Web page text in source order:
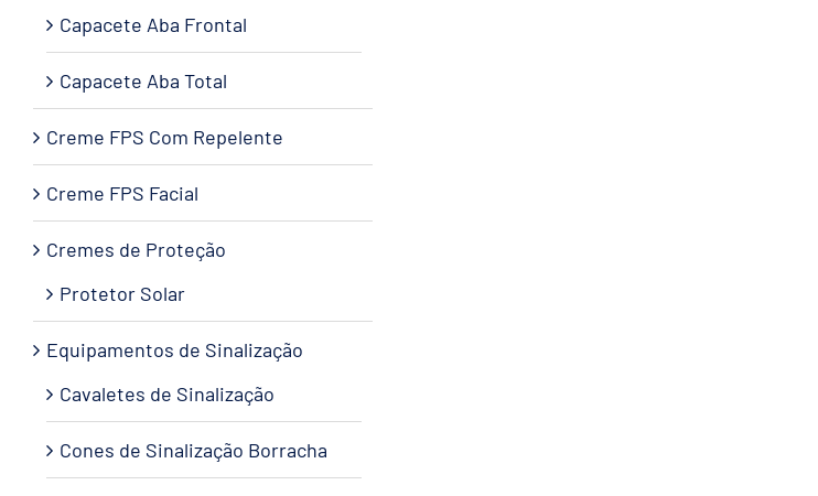
Capacete Aba Frontal
Capacete Aba Total
Creme FPS Com Repelente
Creme FPS Facial
Cremes de Proteção
Protetor Solar
Equipamentos de Sinalização
Cavaletes de Sinalização
Cones de Sinalização Borracha